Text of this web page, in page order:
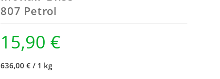
807 Petrol
15,90 €
636,00 € / 1 kg